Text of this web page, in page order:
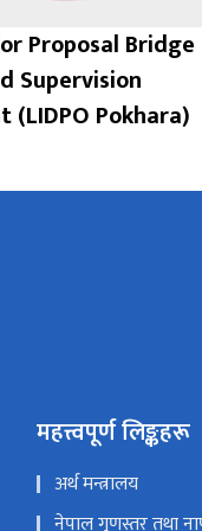
Proposal Bridge
Supervision
(LIDPO Pokhara)
महत्त्वपूर्ण लिङ्कहरू
अर्थ मन्त्रालय
नेपाल गुणस्तर तथा